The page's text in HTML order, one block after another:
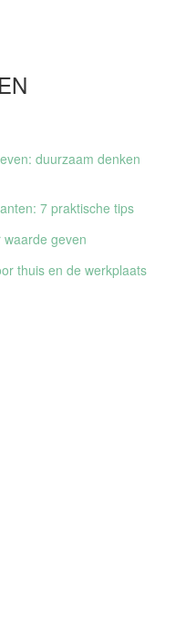
duurzaam denken
7 praktische tips
geven
thuis en de werkplaats